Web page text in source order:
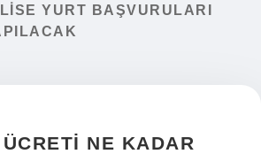
YURT BAŞVURULARI
NE KADAR